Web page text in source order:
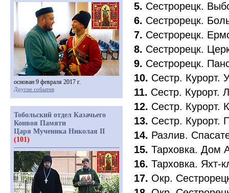
5. Сестрорецк.
6. Сестрорецк.
7. Сестрорецк.
8. Сестрорецк.
9. Сестрорецк.
10. Сестр. Курорт.
11. Сестр. Курорт.
12. Сестр. Курорт.
13. Сестр. Курорт.
14. Разлив.
15. Тарховка. Дом
16. Тарховка. Яхт-
17. Окр.
основан 9 февраля 2017 г.
Другие события
Тобольский отдел Казачьего
Конвоя Памяти
Царя Мученика Николая II
(101)